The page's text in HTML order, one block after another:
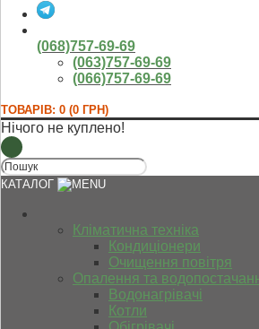
(068)757-69-69
(063)757-69-69
(066)757-69-69
ТОВАРІВ: 0 (0 ГРН)
Нічого не куплено!
КАТАЛОГ
Кліматична техніка
Кондиціонери
Очищення повітря
Опалення та
Водонагрівачі
Котли